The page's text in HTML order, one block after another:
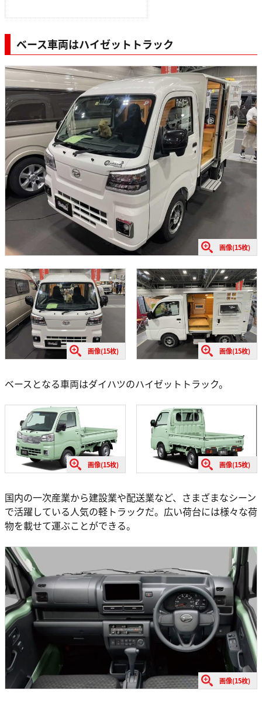
ベース車両はハイゼットトラック
画像(15枚)
画像(15枚) 画像(15枚)
ベースとなる車両はダイハツのハイゼットトラック。
画像(15枚) 画像(15枚)
国内の一次産業から建設業や配送業など、さまざまなシーン
で活躍している人気の軽トラックだ。広い荷台には様々な荷
物を載せて運ぶことができる。
画像(15枚)